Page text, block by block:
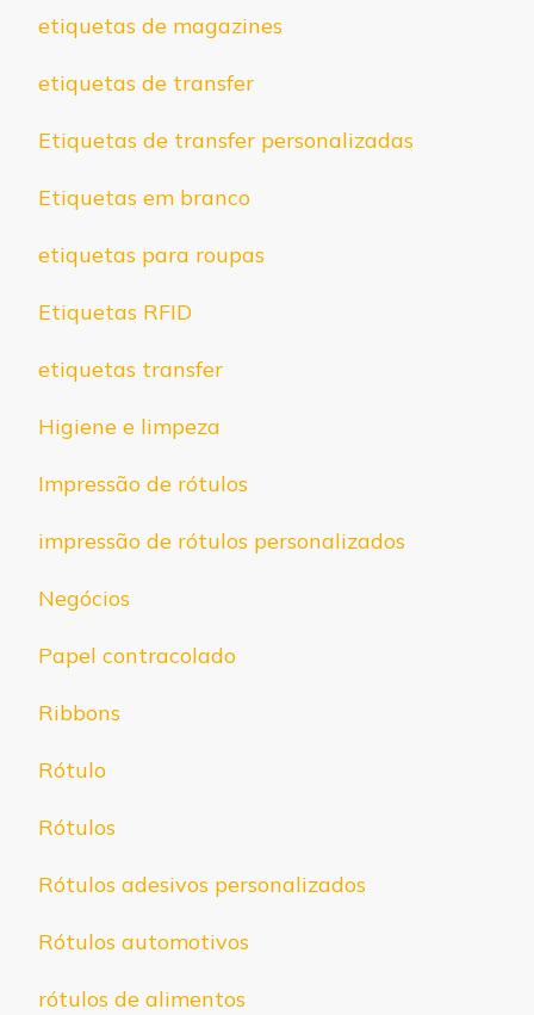
etiquetas de magazines
etiquetas de transfer
Etiquetas de transfer personalizadas
Etiquetas em branco
etiquetas para roupas
Etiquetas RFID
etiquetas transfer
Higiene e limpeza
Impressão de rótulos
impressão de rótulos personalizados
Negócios
Papel contracolado
Ribbons
Rótulo
Rótulos
Rótulos adesivos personalizados
Rótulos automotivos
rótulos de alimentos